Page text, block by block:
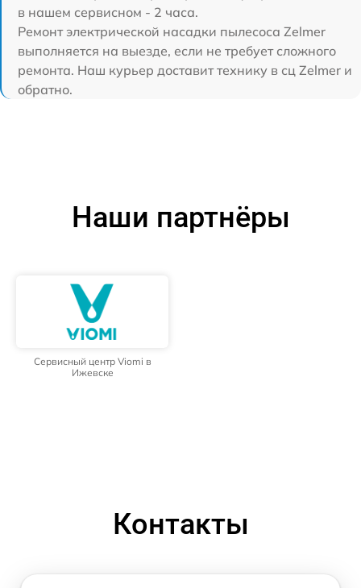
в нашем сервисном - 2 часа.
Ремонт электрической насадки пылесоса Zelmer
выполняется на выезде, если не требует сложного
ремонта. Наш курьер доставит технику в сц Zelmer и
обратно.
Наши партнёры
Сервисный центр Viomi в
Ижевске
Контакты